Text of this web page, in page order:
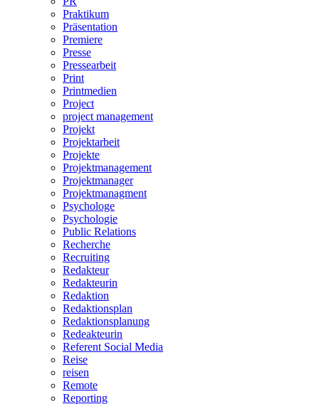
Praktikum
Präsentation
Premiere
Presse
Pressearbeit
Print
Printmedien
Project
project management
Projekt
Projektarbeit
Projekte
Projektmanagement
Projektmanager
Projektmanagment
Psychologe
Psychologie
Public Relations
Recherche
Recruiting
Redakteur
Redakteurin
Redaktion
Redaktionsplan
Redaktionsplanung
Redeakteurin
Referent Social Media
Reise
reisen
Remote
Reporting